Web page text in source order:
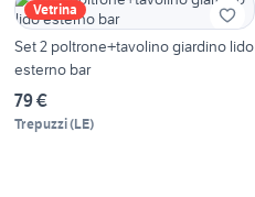
Vetrina
Set 2 poltrone+tavolino giardino lido
esterno bar
79 €
Trepuzzi(LE)